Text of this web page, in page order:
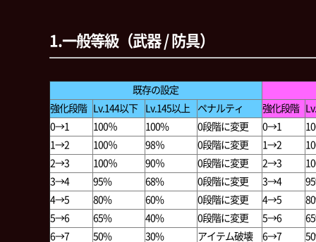
1.一般等級（武器 / 防具）
既存の設定
強化段階
Lv.144以下 Lv.145以上 ペナルティ 強化段階
0→1
100％ 100% 0段階に変更 0→1
1→2
100％ 98％ 0段階に変更 1→2
2→3
100％ 90％ 0段階に変更 2→3
3→4
95% 68% 0段階に変更 3→4
4→5
80% 60% 0段階に変更 4→5
5→6
65% 40% 0段階に変更 5→6
6→7
50% 30% アイテム破壊 6→7